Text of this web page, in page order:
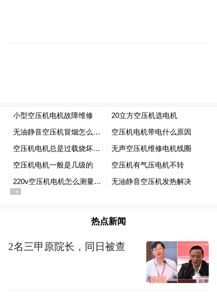
热点新闻
2名三甲原院长，同日被查